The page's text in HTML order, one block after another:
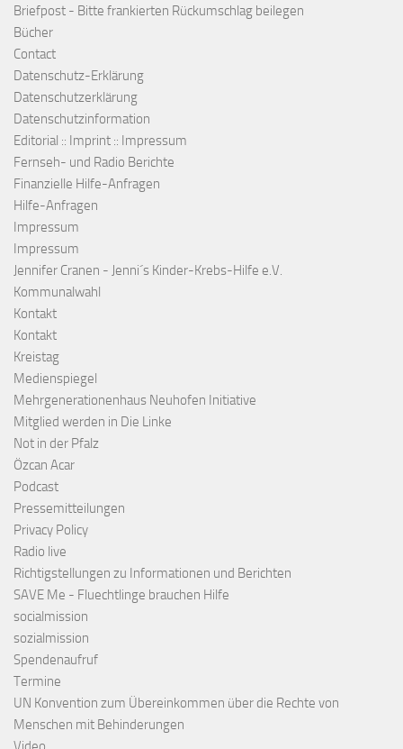
Briefpost - Bitte frankierten Rückumschlag beilegen
Bücher
Contact
Datenschutz-Erklärung
Datenschutzerklärung
Datenschutzinformation
Editorial :: Imprint :: Impressum
Fernseh- und Radio Berichte
Finanzielle Hilfe-Anfragen
Hilfe-Anfragen
Impressum
Impressum
Jennifer Cranen - Jenni´s Kinder-Krebs-Hilfe e.V.
Kommunalwahl
Kontakt
Kontakt
Kreistag
Medienspiegel
Mehrgenerationenhaus Neuhofen Initiative
Mitglied werden in Die Linke
Not in der Pfalz
Özcan Acar
Podcast
Pressemitteilungen
Privacy Policy
Radio live
Richtigstellungen zu Informationen und Berichten
SAVE Me - Fluechtlinge brauchen Hilfe
socialmission
sozialmission
Spendenaufruf
Termine
UN Konvention zum Übereinkommen über die Rechte von
Menschen mit Behinderungen